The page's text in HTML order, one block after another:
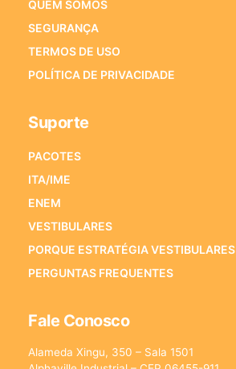
QUEM SOMOS
SEGURANÇA
TERMOS DE USO
POLÍTICA DE PRIVACIDADE
Suporte
PACOTES
ITA/IME
ENEM
VESTIBULARES
PORQUE ESTRATÉGIA VESTIBULARES
PERGUNTAS FREQUENTES
Fale Conosco
Alameda Xingu, 350 – Sala 1501